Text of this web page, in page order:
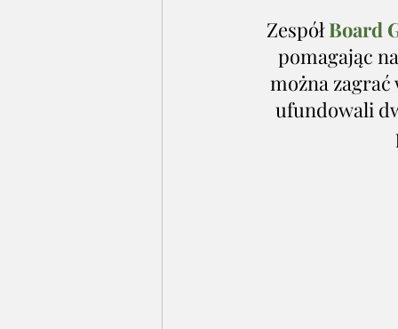
Zespół Board
pomagając
można
ufundowali